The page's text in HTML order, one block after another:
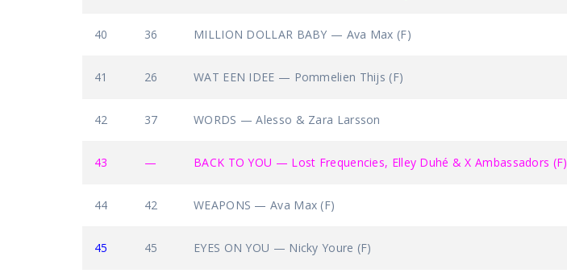
40 36 MILLION DOLLAR BABY — Ava Max (F)
41 26 WAT EEN IDEE — Pommelien Thijs (F)
42 37 WORDS — Alesso & Zara Larsson
43 — BACK TO YOU — Lost Frequencies, Elley Duhé & X Ambassadors (F)
44 42 WEAPONS — Ava Max (F)
45 45 EYES ON YOU — Nicky Youre (F)